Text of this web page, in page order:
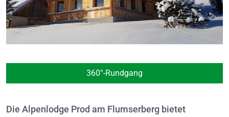
360°-Rundgang
Die Alpenlodge Prod am Flumserberg bietet